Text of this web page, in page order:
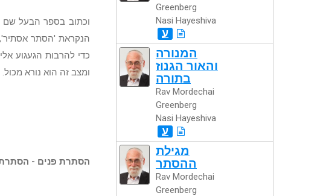
וכתוב בספר הבעל שם
הנקראת 'הסתר
כדי להרבות הגעגוע
ומצב זה הוא נורא מכול.
הסתרת פנים -
Greenberg
Nasi Hayeshiva
ע
המנורה
והאור הגנוז
בתורה
Rav Mordechai
Greenberg
Nasi Hayeshiva
ע
מגילת
ההסתר
Rav Mordechai
Greenberg